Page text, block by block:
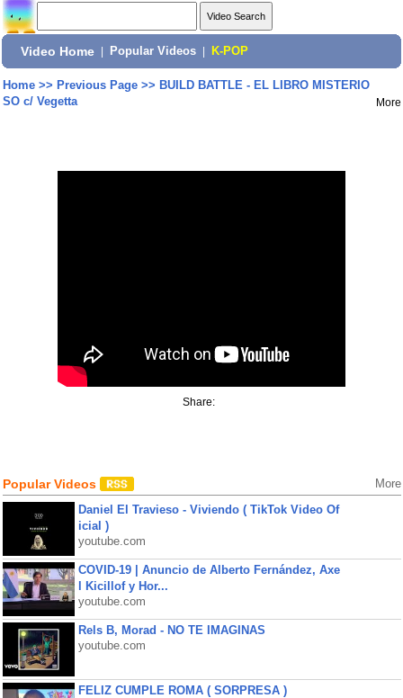
Video Home Popular Videos K-POP
Home>> Previous Page>> BUILD BATTLE - EL LIBRO MISTERIO
SO c/ Vegetta
More
Share:
Popular Videos More
Daniel El Travieso - Viviendo ( TikTok Video Of
icial )
youtube.com
COVID-19 | Anuncio de Alberto Fernández, Axe
l Kicillof y Hor...
youtube.com
Rels B, Morad - NO TE IMAGINAS
youtube.com
FELIZ CUMPLE ROMA ( SORPRESA )